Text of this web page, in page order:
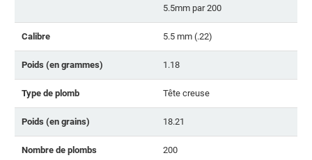
5.5mm par 200
Calibre 5.5 mm (.22)
Poids (en grammes) 1.18
Type de plomb Tête creuse
Poids (en grains) 18.21
Nombre de plombs 200